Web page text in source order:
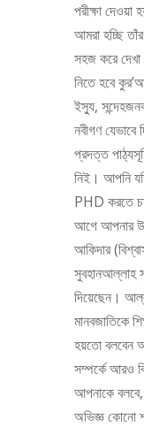
পরীক্ষা
আমরা হচ্ছি
সহজ করে
নিতে হবে
ইস্যু,
নবীগণ
প্রদত্ত
নিই। আপনি
PHD করতে
আগে আপনার
আকিদার
সুবহানআল্লাহ
দিয়েছেন।
মানবজাতিকে
হয়তো বলবেন
সম্পর্কে আরও
আপনাকে
অভিজ্ঞ কোনো